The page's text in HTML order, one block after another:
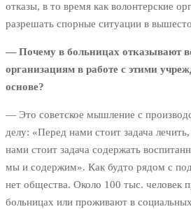
отказы, в то время как волонтерские
разрешать спорные ситуации в
— Почему в больницах отказывают
организациям в работе с этими
основе?
— Это советское мышление с
делу: «Перед нами стоит задача
нами стоит задача содержать
мы и содержим». Как будто рядом с
нет общества. Около 100 тыс. человек
больницах или проживают в